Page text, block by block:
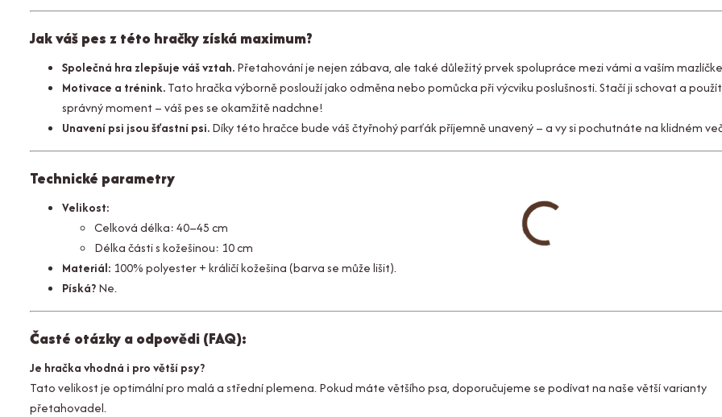
Jak váš pes z této hračky získá maximum?
Společná hra zlepšuje váš vztah.Přetahování je nejen zábava, ale také důležitý prvek spolupráce mezi vámi a vaším
Motivace a trénink.Tato hračka výborně poslouží jako odměna nebo pomůcka při výcviku poslušnosti. Stačí ji schovat a
správný moment – váš pes se okamžitě nadchne!
Unavení psi jsou šťastní psi.Díky této hračce bude váš čtyřnohý parťák příjemně unavený – a vy si pochutnáte na klidném
Technické parametry
Velikost:
Celková délka: 40–45 cm
Délka části s kožešinou: 10 cm
Materiál: 100% polyester + králičí kožešina (barva se může lišit).
Píská?Ne.
Časté otázky a odpovědi (FAQ):
Je hračka vhodná i pro větší psy?
Tato velikost je optimální pro malá a střední plemena. Pokud máte většího psa, doporučujeme se podívat na naše větší varianty
přetahovadel.